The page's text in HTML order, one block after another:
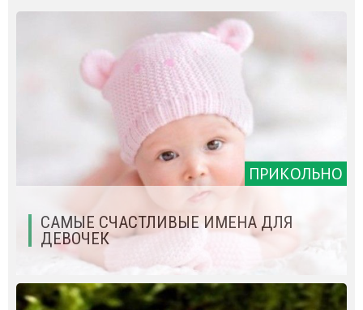
ПРИКОЛЬНО
САМЫЕ СЧАСТЛИВЫЕ ИМЕНА ДЛЯ
ДЕВОЧЕК